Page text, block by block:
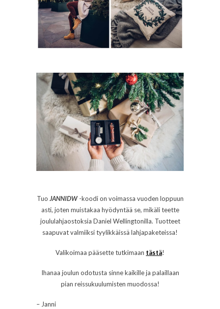
Tuo JANNIDW-koodi on voimassa vuoden loppuun
asti, joten muistakaa hyödyntää se, mikäli teette
joululahjaostoksia Daniel Wellingtonilla. Tuotteet
saapuvat valmiiksi tyylikkäissä lahjapaketeissa!
Valikoimaa pääsette tutkimaan tästä!
Ihanaa joulun odotusta sinne kaikille ja palaillaan
pian reissukuulumisten muodossa!
– Janni